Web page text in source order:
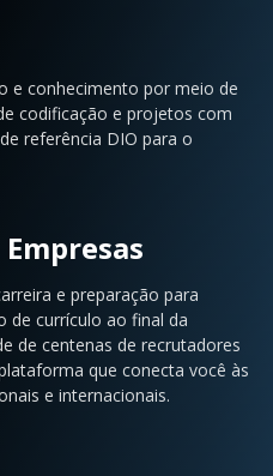
e conhecimento por meio de
codificação e projetos com
referência DIO para o
e preparação para
de currículo ao final da
de centenas de recrutadores
que conecta você às
e internacionais.